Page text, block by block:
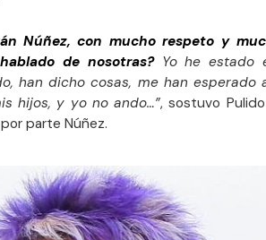
Núñez, con mucho respeto y
de nosotras?Yo he estado
han dicho cosas, me han esperado
hijos, y yo no ando…”, sostuvo
parte Núñez.